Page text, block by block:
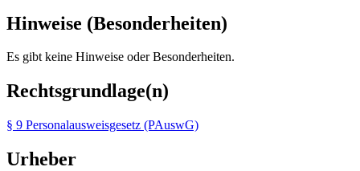
Hinweise (Besonderheiten)
Es gibt keine Hinweise oder Besonderheiten.
Rechtsgrundlage(n)
§ 9 Personalausweisgesetz (PAuswG)
Urheber